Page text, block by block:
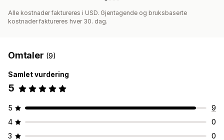
Alle kostnader faktureres i USD. Gjentagende og bruksbaserte
kostnader faktureres hver 30. dag.
Omtaler (9)
Samlet vurdering
5
5
9
4
0
3
0